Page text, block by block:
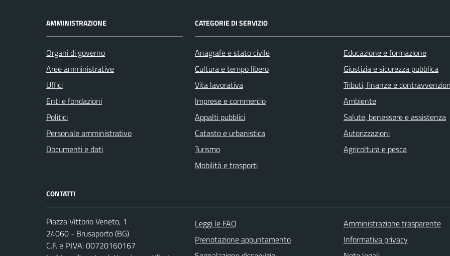
AMMINISTRAZIONE
Organi di governo
Aree amministrative
Uffici
Enti e fondazioni
Politici
Personale amministrativo
Documenti e dati
CATEGORIE DI SERVIZIO
Anagrafe e stato civile
Cultura e tempo libero
Vita lavorativa
Imprese e commercio
Appalti pubblici
Catasto e urbanistica
Turismo
Mobilità e trasporti
Educazione e formazione
Giustizia e sicurezza pubblica
Tributi, finanze e
Ambiente
Salute, benessere e assistenza
Autorizzazioni
Agricoltura e pesca
CONTATTI
Piazza Vittorio Veneto, 1
24060 - Brusaporto (BG)
C.F. e P.IVA: 00720160167
Leggi le FAQ
Prenotazione appuntamento
Amministrazione trasparente
Informativa privacy